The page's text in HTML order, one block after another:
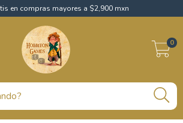
en compras mayores a $2,900 mxn
0